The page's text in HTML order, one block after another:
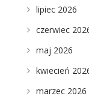
lipiec 2026
czerwiec
maj 2026
kwiecień
marzec 2026